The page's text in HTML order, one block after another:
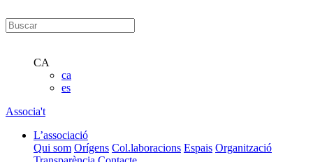
CA
ca
es
Associa't
L’associació
Qui som Orígens Col.laboracions Espais Organització